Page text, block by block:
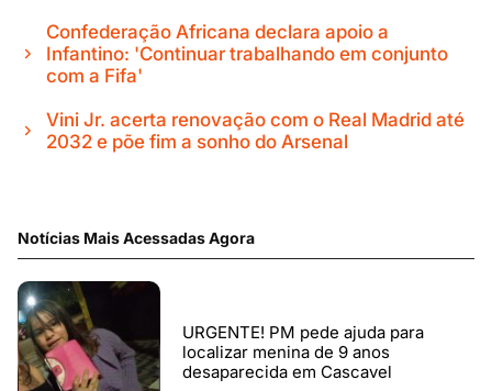
Confederação Africana declara apoio a
Infantino: 'Continuar trabalhando em conjunto
com a Fifa'
Vini Jr. acerta renovação com o Real Madrid até
2032 e põe fim a sonho do Arsenal
Notícias Mais Acessadas Agora
URGENTE! PM pede ajuda para
localizar menina de 9 anos
desaparecida em Cascavel